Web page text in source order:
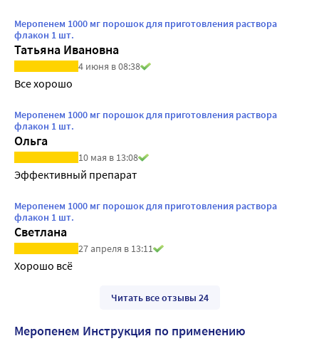
Меропенем 1000 мг порошок для приготовления раствора
флакон 1 шт.
Татьяна Ивановна
4 июня в 08:38
Все хорошо
Меропенем 1000 мг порошок для приготовления раствора
флакон 1 шт.
Ольга
10 мая в 13:08
Эффективный препарат
Меропенем 1000 мг порошок для приготовления раствора
флакон 1 шт.
Светлана
27 апреля в 13:11
Хорошо всё
Читать все отзывы 24
Меропенем Инструкция по применению